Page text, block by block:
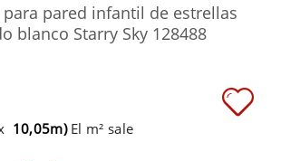
pared infantil de estrellas
blanco Starry Sky 128488
10,05m) El m² sale